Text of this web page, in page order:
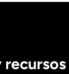
recursos